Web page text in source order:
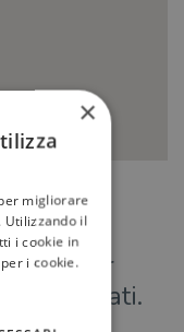
per
i tuoi dati.
×
migliorare
Utilizzando il
i cookie in
i cookie.